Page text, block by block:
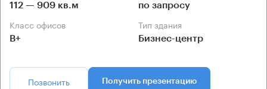
112 — 909 кв.м по запросу
Класс офисов
B+
Тип здания
Бизнес-центр
Позвонить Получить презентацию